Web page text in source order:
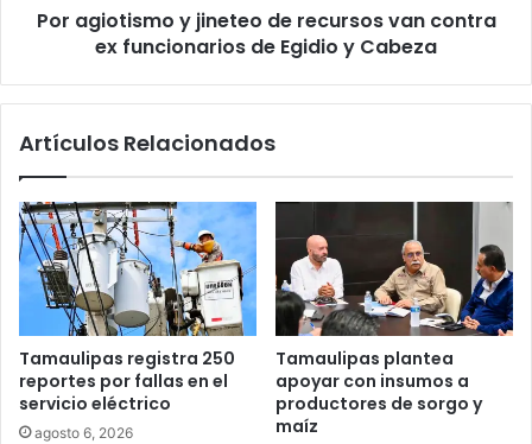
Por agiotismo y jineteo de recursos van contra
ex funcionarios de Egidio y Cabeza
Artículos Relacionados
Tamaulipas registra 250
reportes por fallas en el
servicio eléctrico
agosto 6, 2026
Tamaulipas plantea
apoyar con insumos a
productores de sorgo y
maíz